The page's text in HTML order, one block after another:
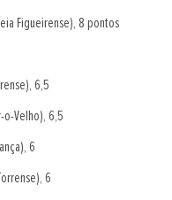
Figueirense), 8 pontos
6,5
o-Velho), 6,5
6
6